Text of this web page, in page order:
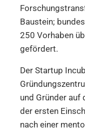
Baustein;
250 Vorhaben
gefördert.
Der Startup
und Gründer auf
der ersten
nach einer